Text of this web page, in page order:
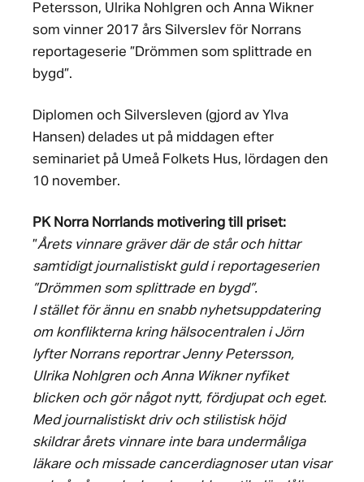
Petersson, Ulrika Nohlgren och Anna Wikner
som vinner 2017 års Silverslev för Norrans
reportageserie ”Drömmen som splittrade en
bygd”.
Diplomen och Silversleven (gjord av Ylva
Hansen) delades ut på middagen efter
seminariet på Umeå Folkets Hus, lördagen den
10 november.
PK Norra Norrlands motivering till priset:
”Årets vinnare gräver där de står och hittar
samtidigt journalistiskt guld i reportageserien
”Drömmen som splittrade en bygd”.
I stället för ännu en snabb nyhetsuppdatering
om konflikterna kring hälsocentralen i Jörn
lyfter Norrans reportrar Jenny Petersson,
Ulrika Nohlgren och Anna Wikner nyfiket
blicken och gör något nytt, fördjupat och eget.
Med journalistiskt driv och stilistisk höjd
skildrar årets vinnare inte bara undermåliga
läkare och missade cancerdiagnoser utan visar